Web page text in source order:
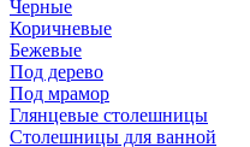
Черные
Коричневые
Бежевые
Под дерево
Под мрамор
Глянцевые столешницы
Столешницы для ванной